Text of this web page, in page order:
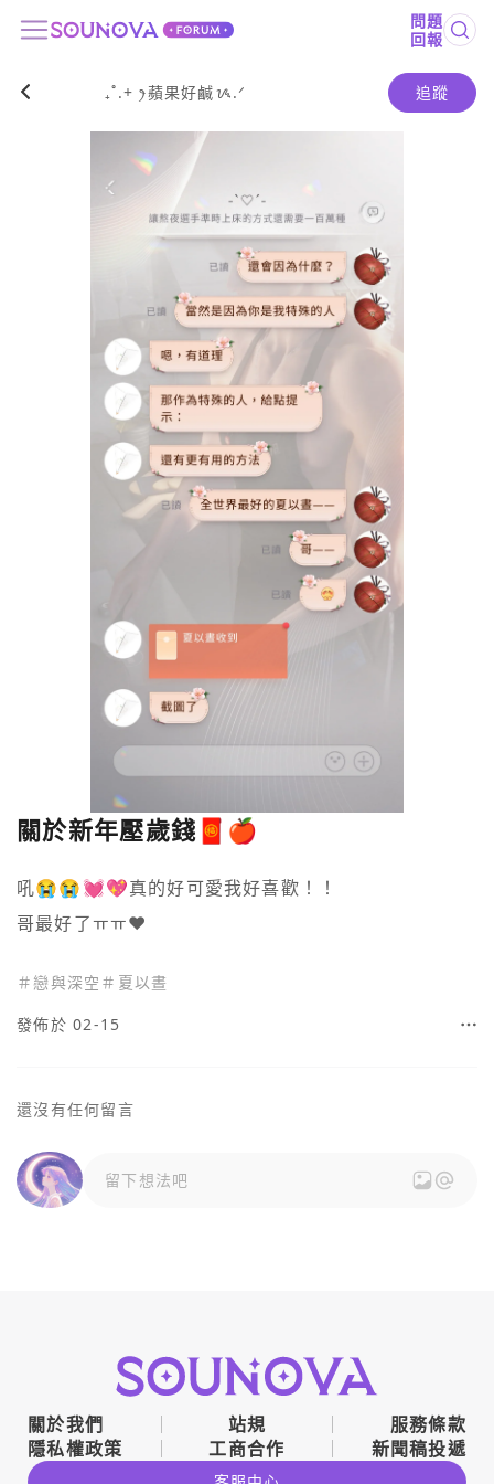
問題
回報
₊˚.+ ꫂ蘋果好鹹ᝰ.ᐟ 追蹤
關於新年壓歲錢🧧🍎
吼😭😭💓💖真的好可愛我好喜歡！！
哥最好了ㅠㅠ♥
＃ 戀與深空 ＃ 夏以晝
發佈於 02-15
還沒有任何留言
留下想法吧
關於我們 站規
服務條款
隱私權政策
工商合作 新聞稿投遞